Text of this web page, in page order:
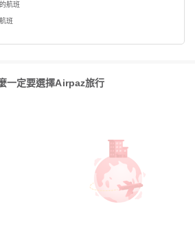
航班
班
一定要選擇Airpaz旅行